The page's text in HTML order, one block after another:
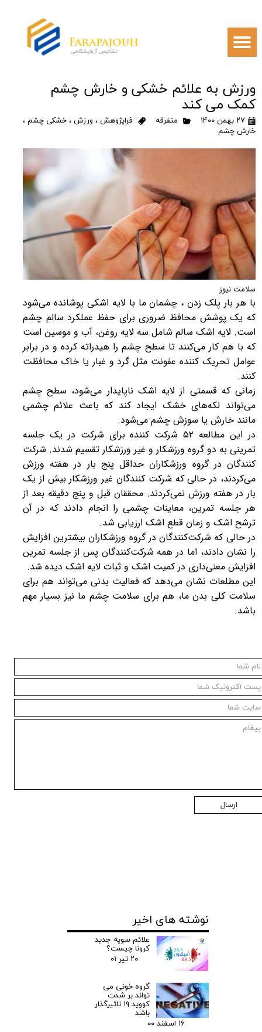
ورزش به علائم خشکی و خارش چشم
کمک می کند
۲۷ بهمن ۱۴۰۰ متفرقه فراپژوهش ، ورزش ،خشکی چشم ،
خارش چشم
سلامت نیوز
با هر بار پلک زدن ، چشمان ما با لایه اشکی پوشانده می‌شود
که یک پوشش محافظ ضروری برای حفظ عملکرد سالم چشم
است. لایه اشک سالم شامل سه لایه روغن، آب و موسین است
که با هم کار می‌کنند تا سطح چشم را هیدراته کرده و در برابر
عوامل تحریک کننده عفونت مثل گرد و غبار یا خاک محافظت
کنند.
زمانی که قسمتی از لایه اشک ناپایدار می‌شود، سطح چشم
می‌تواند لکه‌های خشک ایجاد کند که باعث علائم چشمی
مانند خارش یا سوزش چشم می‌شود.
در این مطالعه ۵۲ شرکت کننده برای شرکت در یک جلسه
تمرینی به دو گروه ورزشکار و غیر ورزشکار تقسیم شدند. شرکت
کنندگان در گروه ورزشکاران حداقل پنج بار در هفته ورزش
می‌کردند، در حالی که شرکت کنندگان غیر ورزشکار بیش از یک
بار در هفته ورزش نمی‌کردند. محققان قبل و پنج دقیقه بعد از
هر جلسه تمرین، معاینات چشمی را انجام دادند که در آن
ترشح اشک و زمان قطع اشک ارزیابی شد.
در حالی که شرکت‌کنندگان در گروه ورزشکاران بیشترین افزایش
را نشان دادند، اما در همه شرکت‌کنندگان پس از جلسه تمرین
افزایش معنی‌داری در کمیت اشک و ثبات لایه اشک دیده شد.
این مطلعات نشان می‌دهد که فعالیت بدنی می‌تواند هم برای
سلامت کلی بدن ما، هم برای سلامت چشم ما نیز بسیار مهم
باشد.
ارسال
نوشته های اخیر
علائم سویه جدید
کرونا چیست؟
۲۰ تیر ۰۱
گروه خونی می
تواند بر شدت
کووید ۱۹ تاثیرگذار
باشد
۱۶ اسفند ۰۰